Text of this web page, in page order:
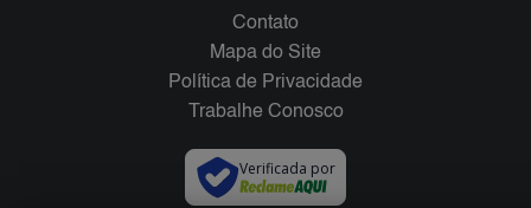
Contato
Mapa do Site
Política de Privacidade
Trabalhe Conosco
Verificada por